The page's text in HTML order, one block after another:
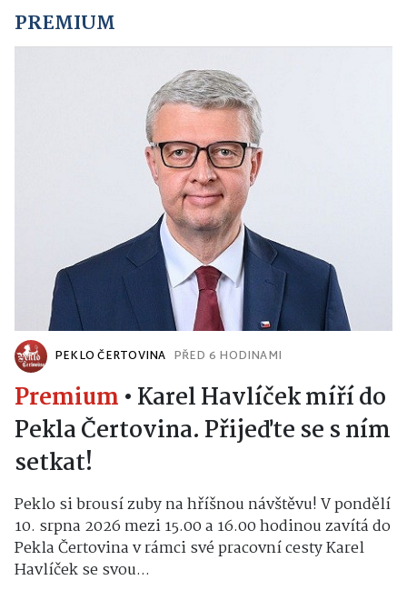
PREMIUM
PEKLO ČERTOVINA PŘED 6 HODINAMI
Premium • Karel Havlíček míří do
Pekla Čertovina. Přijeďte se s ním
setkat!
Peklo si brousí zuby na hříšnou návštěvu! V pondělí
10. srpna 2026 mezi 15.00 a 16.00 hodinou zavítá do
Pekla Čertovina v rámci své pracovní cesty Karel
Havlíček se svou...